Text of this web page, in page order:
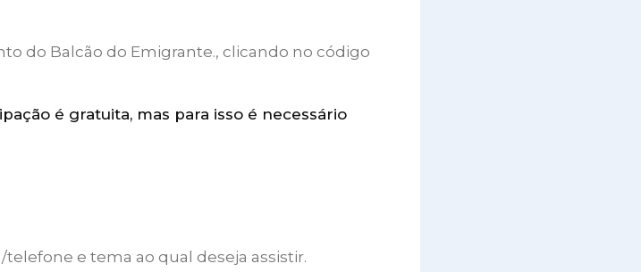
do Balcão do Emigrante., clicando no código
é gratuita, mas para isso é necessário
e tema ao qual deseja assistir.